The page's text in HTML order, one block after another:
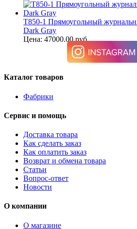
T850-1 Прямоугольный
Dark Gray
Цена: 47000.00 руб.
Каталог товаров
Фабрики
Сервис и помощь
Доставка товара
Как сделать заказ
Как оплатить заказ
Возврат и обмена товара
Статьи
Вопрос-ответ
Новости
О компании
О магазине